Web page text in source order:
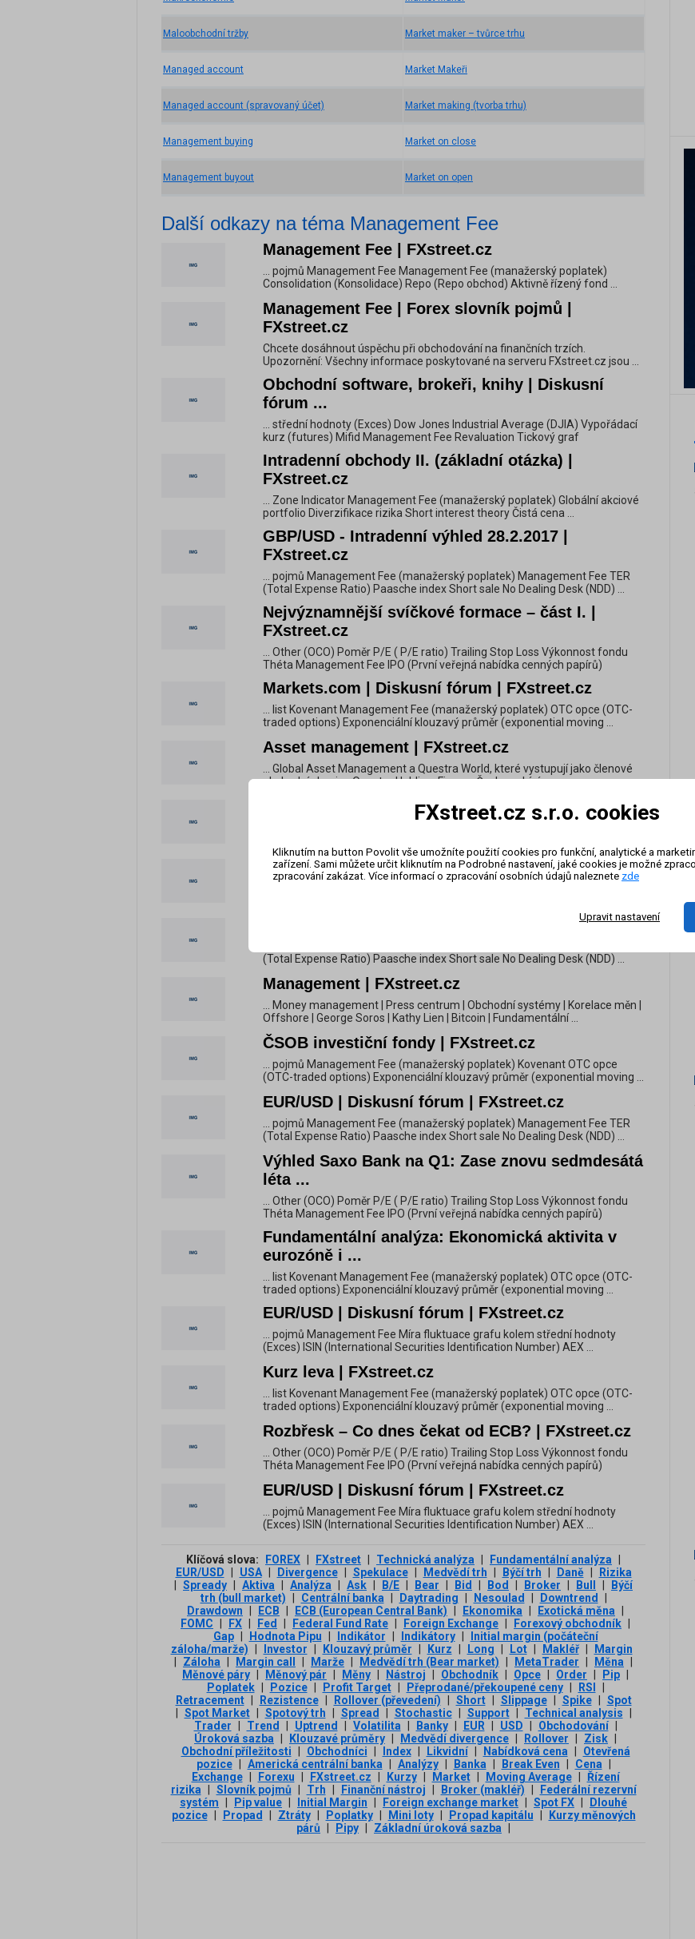
Maloobchodní tržby
Managed account
Managed account (spravovaný účet)
Management buying
Management buyout
Market maker – tvůrce trhu
Market Makeři
Market making (tvorba trhu)
Market on close
Market on open
Další odkazy na téma Management Fee
Management Fee | FXstreet.cz
... pojmů Management Fee Management Fee (manažerský poplatek)
Consolidation (Konsolidace) Repo (Repo obchod) Aktivně řízený fond ...
Management Fee | Forex slovník pojmů |
FXstreet.cz
Chcete dosáhnout úspěchu při obchodování na finančních trzích.
Upozornění: Všechny informace poskytované na serveru FXstreet.cz jsou ...
Obchodní software, brokeři, knihy | Diskusní
fórum ...
... střední hodnoty (Exces) Dow Jones Industrial Average (DJIA) Vypořádací
kurz (futures) Mifid Management Fee Revaluation Tickový graf
Intradenní obchody II. (základní otázka) |
FXstreet.cz
... Zone Indicator Management Fee (manažerský poplatek) Globální akciové
portfolio Diverzifikace rizika Short interest theory Čistá cena ...
GBP/USD - Intradenní výhled 28.2.2017 |
FXstreet.cz
... pojmů Management Fee (manažerský poplatek) Management Fee TER
(Total Expense Ratio) Paasche index Short sale No Dealing Desk (NDD) ...
Nejvýznamnější svíčkové formace – část I. |
FXstreet.cz
... Other (OCO) Poměr P/E ( P/E ratio) Trailing Stop Loss Výkonnost fondu
Théta Management Fee IPO (První veřejná nabídka cenných papírů)
Markets.com | Diskusní fórum | FXstreet.cz
... list Kovenant Management Fee (manažerský poplatek) OTC opce (OTC-
traded options) Exponenciální klouzavý průměr (exponential moving ...
Asset management | FXstreet.cz
... Global Asset Management a Questra World, které vystupují jako členové
obchodní skupiny Questra Holding. Firmy v Česku nabízí ...
Vytvořte si svého obchodního robota | FXstreet.cz
Rubl ke koruně | FXstreet.cz
(Total Expense Ratio) Paasche index Short sale No Dealing Desk (NDD) ...
Management | FXstreet.cz
... Money management | Press centrum | Obchodní systémy | Korelace měn |
Offshore | George Soros | Kathy Lien | Bitcoin | Fundamentální ...
ČSOB investiční fondy | FXstreet.cz
... pojmů Management Fee (manažerský poplatek) Kovenant OTC opce
(OTC-traded options) Exponenciální klouzavý průměr (exponential moving ...
EUR/USD | Diskusní fórum | FXstreet.cz
... pojmů Management Fee (manažerský poplatek) Management Fee TER
(Total Expense Ratio) Paasche index Short sale No Dealing Desk (NDD) ...
Výhled Saxo Bank na Q1: Zase znovu sedmdesátá
léta ...
... Other (OCO) Poměr P/E ( P/E ratio) Trailing Stop Loss Výkonnost fondu
Théta Management Fee IPO (První veřejná nabídka cenných papírů)
Fundamentální analýza: Ekonomická aktivita v
eurozóně i ...
... list Kovenant Management Fee (manažerský poplatek) OTC opce (OTC-
traded options) Exponenciální klouzavý průměr (exponential moving ...
EUR/USD | Diskusní fórum | FXstreet.cz
... pojmů Management Fee Míra fluktuace grafu kolem střední hodnoty
(Exces) ISIN (International Securities Identification Number) AEX ...
Kurz leva | FXstreet.cz
... list Kovenant Management Fee (manažerský poplatek) OTC opce (OTC-
traded options) Exponenciální klouzavý průměr (exponential moving ...
Rozbřesk – Co dnes čekat od ECB? | FXstreet.cz
... Other (OCO) Poměr P/E ( P/E ratio) Trailing Stop Loss Výkonnost fondu
Théta Management Fee IPO (První veřejná nabídka cenných papírů)
EUR/USD | Diskusní fórum | FXstreet.cz
... pojmů Management Fee Míra fluktuace grafu kolem střední hodnoty
(Exces) ISIN (International Securities Identification Number) AEX ...
Klíčová slova: FOREX FXstreet Technická analýza Fundamentální analýza
EUR/USD
USA Divergence Spekulace Medvědí trh Býčí trh Daně
Rizika
Spready Aktiva Analýza Ask B/E Bear Bid Bod Broker Bull
Býčí
trh (bull market)
Centrální banka Daytrading Nesoulad Downtrend
Drawdown
ECB ECB (European Central Bank) Ekonomika Exotická měna
FOMC
FX Fed Federal Fund Rate Foreign Exchange Forexový obchodník
Gap
Hodnota Pipu Indikátor Indikátory
Initial margin (počáteční
záloha/marže)
Investor Klouzavý průměr Kurz Long Lot Makléř
Margin
Záloha Margin call Marže Medvědí trh (Bear market) MetaTrader Měna
Měnové páry
Měnový pár Měny Nástroj Obchodník Opce Order Pip
Poplatek
Pozice Profit Target Přeprodané/překoupené ceny RSI
Retracement
Rezistence Rollover (převedení) Short Slippage Spike
Spot
Spot Market Spotový trh Spread Stochastic Support Technical analysis
Trader
Trend Uptrend Volatilita Banky EUR USD Obchodování
Úroková sazba
Klouzavé průměry Medvědí divergence Rollover Zisk
Obchodní příležitosti
Obchodníci Index Likvidní Nabídková cena
Otevřená
pozice
Americká centrální banka Analýzy Banka Break Even Cena
Exchange
Forexu FXstreet.cz Kurzy Market Moving Average
Řízení
rizika
Slovník pojmů Trh Finanční nástroj Broker (makléř)
Federální rezervní
systém
Pip value Initial Margin Foreign exchange market Spot FX
Dlouhé
pozice
Propad Ztráty Poplatky Mini loty Propad kapitálu
Kurzy měnových
párů
Pipy Základní úroková sazba
FXstreet.cz s.r.o. cookies
Kliknutím na button Povolit vše umožníte použití cookies pro funkční, analytické a
zařízení. Sami můžete určit kliknutím na Podrobné nastavení, jaké cookies je možné
zpracování zakázat. Více informací o zpracování osobních údajů naleznete zde
Upravit nastavení